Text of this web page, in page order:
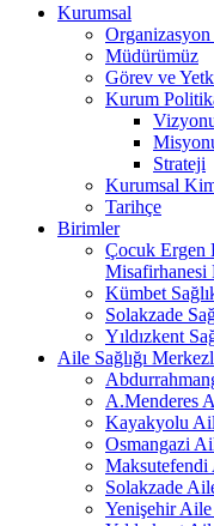
Kurumsal
Organizasyon
Müdürümüz
Görev ve
Kurum
Strateji
Kurumsal
Tarihçe
Birimler
Çocuk Ergen
Misafirhanesi
Kümbet
Solakzade
Yıldızkent
Aile Sağlığı
A.Menderes
Kayakyolu
Osmangazi
Maksutefendi
Solakzade
Yenişehir Aile